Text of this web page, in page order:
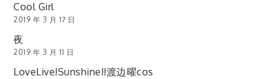
Cool Girl
2019 年 3 月 17 日
夜
2019 年 3 月 11 日
LoveLive!Sunshine!!渡边曜cos